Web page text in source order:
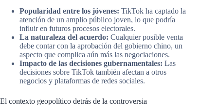
Popularidad entre los jóvenes: TikTok ha captado la
atención de un amplio público joven, lo que podría
influir en futuros procesos electorales.
La naturaleza del acuerdo: Cualquier posible venta
debe contar con la aprobación del gobierno chino, un
aspecto que complica aún más las negociaciones.
Impacto de las decisiones gubernamentales: Las
decisiones sobre TikTok también afectan a otros
negocios y plataformas de redes sociales.
El contexto geopolítico detrás de la controversia